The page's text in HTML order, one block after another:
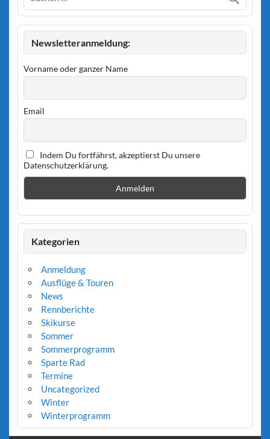
Newsletteranmeldung:
Vorname oder ganzer Name
Email
Indem Du fortfährst, akzeptierst Du unsere
Datenschutzerklärung.
Kategorien
Anmeldung
Ausflüge & Touren
News
Rennberichte
Skikurse
Sommer
Sommerprogramm
Sparte Rad
Termine
Uncategorized
Winter
Winterprogramm